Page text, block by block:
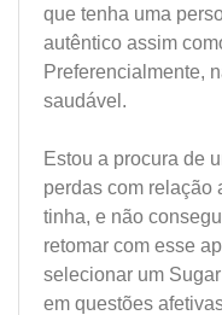
que tenha uma
autêntico assim
Preferencialmente,
saudável.
Estou a procura de
perdas com relação
tinha, e não
retomar com esse
selecionar um
em questões